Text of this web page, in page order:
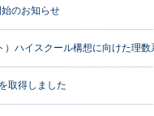
のお知らせ
）ハイスクール構想に向けた理
取得しました